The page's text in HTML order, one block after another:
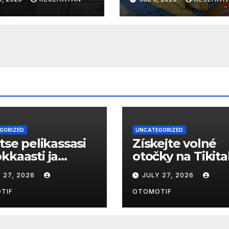
pelikassasi
ja
27, 2026
UNCATEGORIZED
Získejte volné
otočky na
Casino: co
potřebujete
JULY 27, 2026
OTOMOTIF